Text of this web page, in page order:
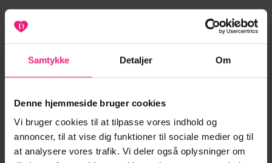
Samtykke Detaljer Om
Denne hjemmeside bruger cookies
Vi bruger cookies til at tilpasse vores indhold og
annoncer, til at vise dig funktioner til sociale medier og til
at analysere vores trafik. Vi deler også oplysninger om
-20%
Tilføj til
Tilføj til